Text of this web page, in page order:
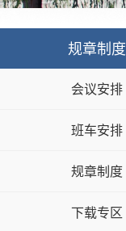
规章制度
会议安排
班车安排
规章制度
下载专区